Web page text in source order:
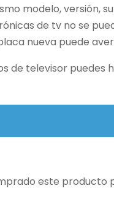
modelo, versión,
de tv no se
nueva puede
de televisor puedes
este producto